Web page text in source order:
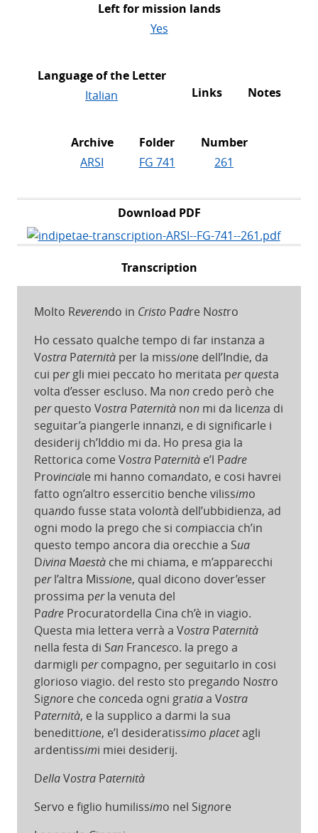
Left for mission lands
Yes
Language of the Letter
Italian
Links Notes
Archive
ARSI
Folder
FG 741
Number
261
Download PDF
Transcription
Molto Reverendo in CristoPadre Nostro
Ho cessato qualche tempo di far instanza a
Vostra Paternitàper la missione dell’Indie, da
cui pergli miei peccato ho meritata perquesta
volta d’esser escluso. Ma noncredo però che
perquesto Vostra Paternitànonmi da licenza di
seguitar’a piangerle innanzi, e di significarle i
desiderij ch’Iddio mi da. Ho presa gia la
Rettorica come Vostra Paternità e’l Padre
Provinciale mi hanno comandato, e cosi havrei
fatto ogn’altro essercitio benche vilissimo
quando fusse stata volontà dell’ubbidienza, ad
ogni modo la prego che si compiaccia ch’in
questo tempo ancora dia orecchie a Sua
Divina Maestàche mi chiama, e m’apparecchi
perl’altra Missione, qual dicono dover’esser
prossima perla venuta del
Padre Procuratordella Cina ch’è in viagio.
Questa mia lettera verrà a Vostra Paternità
nella festa di San Francesco. la prego a
darmigli percompagno, per seguitarlo in cosi
glorioso viagio. del resto sto pregando Nostro
Signore che conceda ogni gratiaa Vostra
Paternità, e la supplico a darmi la sua
benedittione, e’l desideratissimo placetagli
ardentissimi miei desiderij.
DellaVostra Paternità
Servo e figlio humilissimo nel Signore